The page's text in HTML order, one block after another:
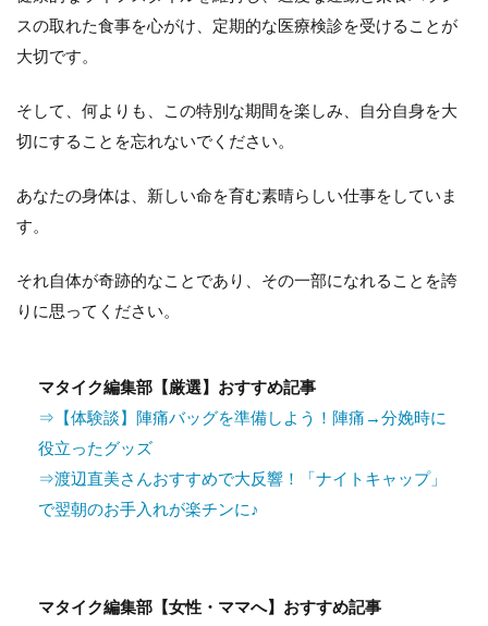
スの取れた食事を心がけ、定期的な医療検診を受けることが
大切です。
そして、何よりも、この特別な期間を楽しみ、自分自身を大
切にすることを忘れないでください。
あなたの身体は、新しい命を育む素晴らしい仕事をしていま
す。
それ自体が奇跡的なことであり、その一部になれることを誇
りに思ってください。
マタイク編集部【厳選】おすすめ記事
⇒【体験談】陣痛バッグを準備しよう！陣痛→分娩時に
役立ったグッズ
⇒渡辺直美さんおすすめで大反響！「ナイトキャップ」
で翌朝のお手入れが楽チンに♪
マタイク編集部【女性・ママへ】おすすめ記事